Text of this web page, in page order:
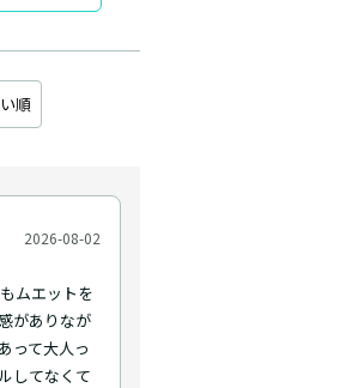
順
2026-08-02
ムエットを
がありなが
って大人っ
してなくて